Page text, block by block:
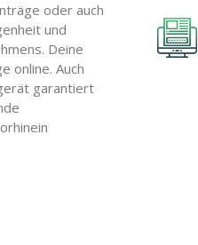
oder auch
und
Deine
online. Auch
garantiert